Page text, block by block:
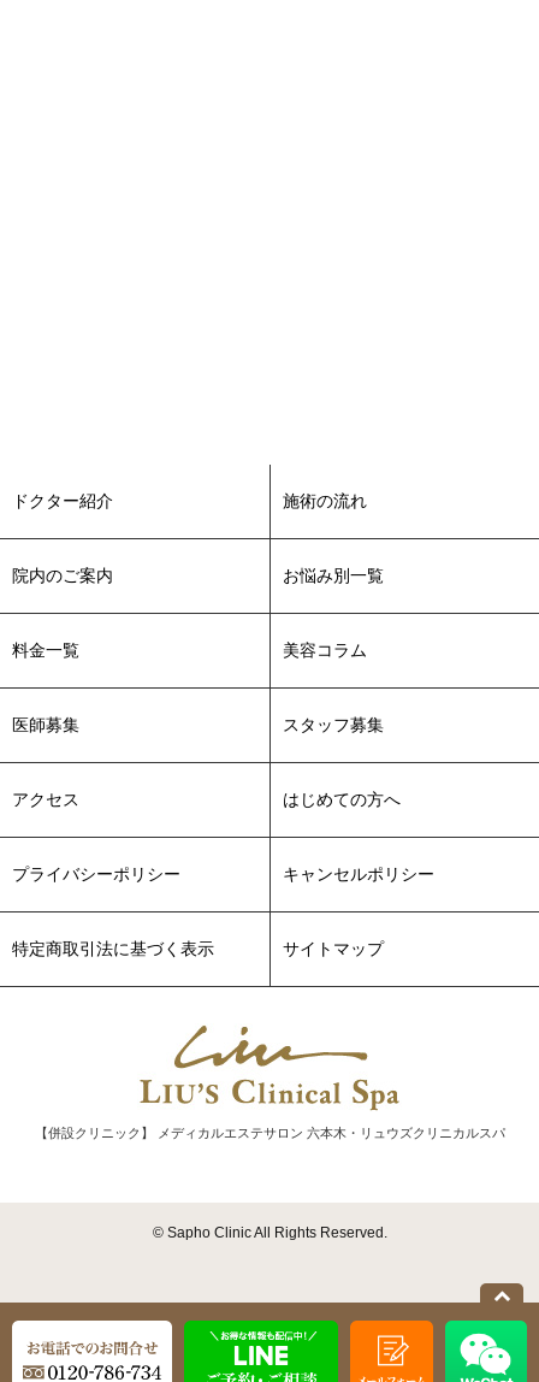
ドクター紹介 施術の流れ
院内のご案内 お悩み別一覧
料金一覧 美容コラム
医師募集 スタッフ募集
アクセス はじめての方へ
プライバシーポリシー キャンセルポリシー
特定商取引法に基づく表示 サイトマップ
【併設クリニック】 メディカルエステサロン 六本木・リュウズクリニカルスパ
© Sapho Clinic All Rights Reserved.